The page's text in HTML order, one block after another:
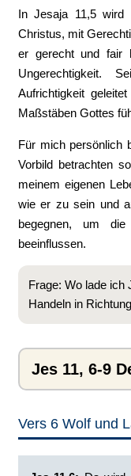
In Jesaja 11,5 wird
Christus, mit
er gerecht und fair
Ungerechtigkeit.
Aufrichtigkeit
Maßstäben Gottes
Für mich persönlich
Vorbild betrachten
meinem eigenen
wie er zu sein und
begegnen, um
beeinflussen.
Frage: Wo lade ich
Handeln in
Jes 11, 6-9
Vers 6 Wolf und